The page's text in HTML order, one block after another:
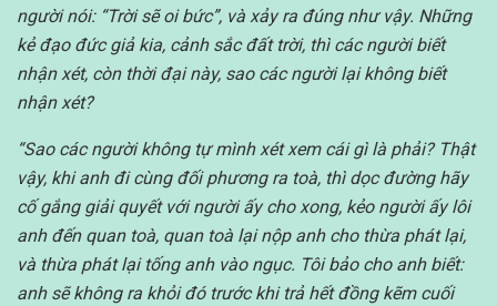
người nói: “Trời sẽ oi bức”, và xảy ra đúng như vậy. Những
kẻ đạo đức giả kia, cảnh sắc đất trời, thì các người biết
nhận xét, còn thời đại này, sao các người lại không biết
nhận xét?
“Sao các người không tự mình xét xem cái gì là phải? Thật
vậy, khi anh đi cùng đối phương ra toà, thì dọc đường hãy
cố gắng giải quyết với người ấy cho xong, kẻo người ấy lôi
anh đến quan toà, quan toà lại nộp anh cho thừa phát lại,
và thừa phát lại tống anh vào ngục. Tôi bảo cho anh biết:
anh sẽ không ra khỏi đó trước khi trả hết đồng kẽm cuối